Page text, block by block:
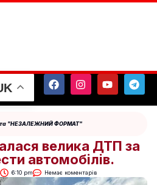
"НЕЗАЛЕЖНИЙ ФОРМАТ"
велика ДТП за
автомобілів.
6:10 pm Немає коментарів